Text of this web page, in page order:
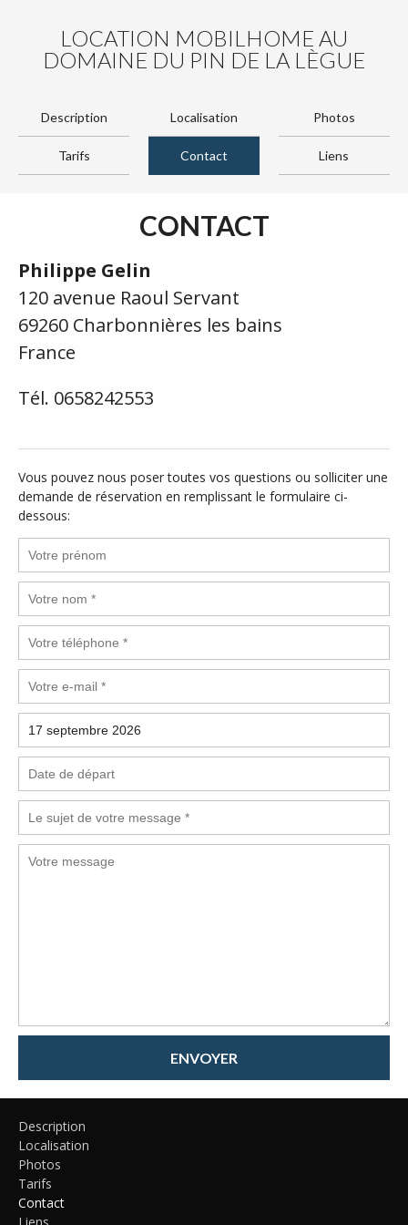
LOCATION MOBILHOME AU
DOMAINE DU PIN DE LA LÈGUE
Description Localisation Photos
Tarifs Contact Liens
CONTACT
Philippe Gelin
120 avenue Raoul Servant
69260 Charbonnières les bains
France
Tél. 0658242553
Vous pouvez nous poser toutes vos questions ou solliciter une
demande de réservation en remplissant le formulaire ci-
dessous:
ENVOYER
Description
Localisation
Photos
Tarifs
Contact